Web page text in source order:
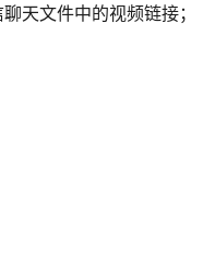
天文件中的视频链接；